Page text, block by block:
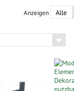
Anzeigen